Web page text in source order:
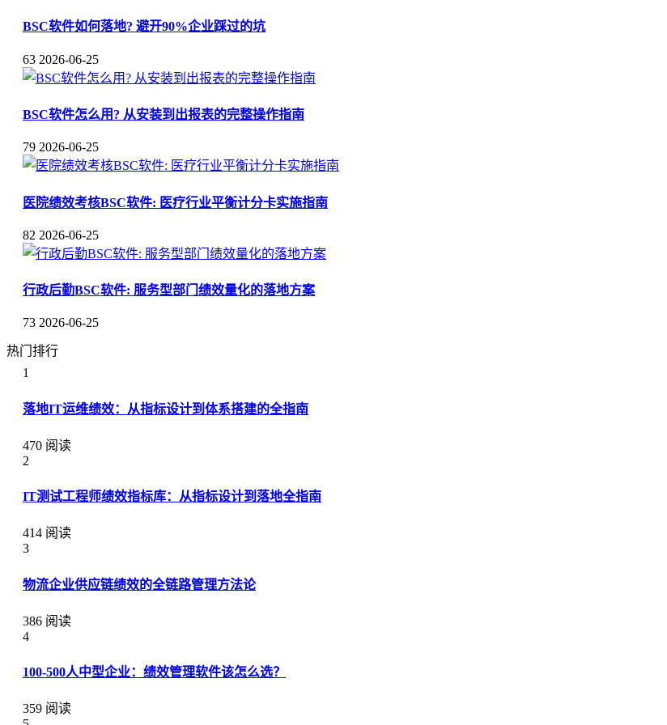
BSC软件如何落地? 避开90%企业踩过的坑
63 2026-06-25
BSC软件怎么用? 从安装到出报表的完整操作指南
79 2026-06-25
医院绩效考核BSC软件: 医疗行业平衡计分卡实施指南
82 2026-06-25
行政后勤BSC软件: 服务型部门绩效量化的落地方案
73 2026-06-25
热门排行
1
落地IT运维绩效：从指标设计到体系搭建的全指南
470 阅读
2
IT测试工程师绩效指标库：从指标设计到落地全指南
414 阅读
3
物流企业供应链绩效的全链路管理方法论
386 阅读
4
100-500人中型企业：绩效管理软件该怎么选？
359 阅读